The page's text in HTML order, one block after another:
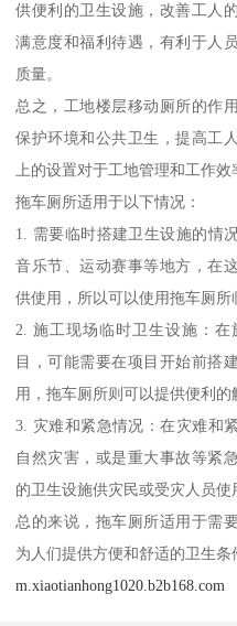
供便利的卫生设施，改善工人
满意度和福利待遇，有利于人
质量。
总之，工地楼层移动厕所的作
保护环境和公共卫生，提高工
上的设置对于工地管理和工作效
拖车厕所适用于以下情况：
1. 需要临时搭建卫生设施的情
音乐节、运动赛事等地方，在
供使用，所以可以使用拖车厕所
2. 施工现场临时卫生设施：
目，可能需要在项目开始前搭
用，拖车厕所则可以提供便利的
3. 灾难和紧急情况：在灾难和
自然灾害，或是重大事故等紧
的卫生设施供灾民或受灾人员使
总的来说，拖车厕所适用于需
为人们提供方便和舒适的卫生条
m.xiaotianhong1020.b2b168.com